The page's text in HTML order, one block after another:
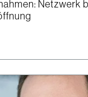
Netzwerk